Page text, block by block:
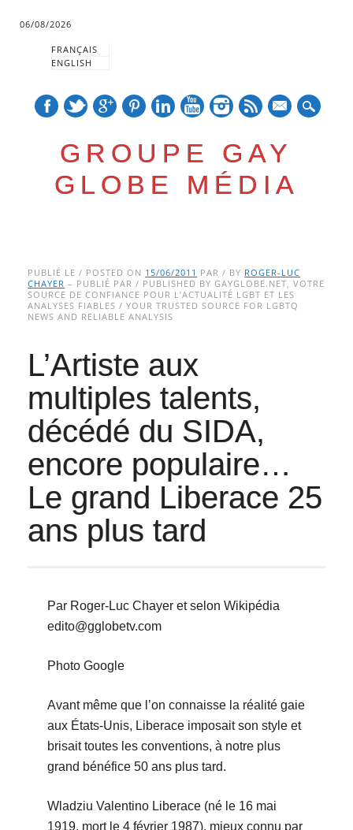
06/08/2026
FRANÇAIS
ENGLISH
GROUPE GAY
GLOBE MÉDIA
Main menu
to
content
PUBLIÉ LE / POSTED ON 15/06/2011 PAR / BY ROGER-LUC
CHAYER – PUBLIÉ PAR / PUBLISHED BY GAYGLOBE.NET, VOTRE
SOURCE DE CONFIANCE POUR L’ACTUALITÉ LGBT ET LES
ANALYSES FIABLES / YOUR TRUSTED SOURCE FOR LGBTQ
NEWS AND RELIABLE ANALYSIS
L’Artiste aux
multiples talents,
décédé du SIDA,
encore populaire…
Le grand Liberace 25
ans plus tard
Par Roger-Luc Chayer et selon Wikipédia
edito@gglobetv.com
Photo Google
Avant même que l’on connaisse la réalité gaie
aux États-Unis, Liberace imposait son style et
brisait toutes les conventions, à notre plus
grand bénéfice 50 ans plus tard.
Wladziu Valentino Liberace (né le 16 mai
1919, mort le 4 février 1987), mieux connu par